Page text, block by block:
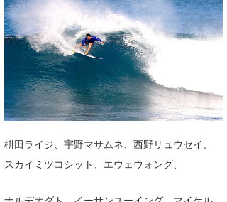
ニュース
サーフィンエリアガイド
会員メニュー
今月のプレゼント
枡田ライジ、宇野マサムネ、西野リュウセイ、
スカイミツコシット、エウェウォング、
トラベル
ショップ情報
ショップ情報
湘南
千葉北
伊豆
ウラナミ
お知らせ
その他
ルール＆How to